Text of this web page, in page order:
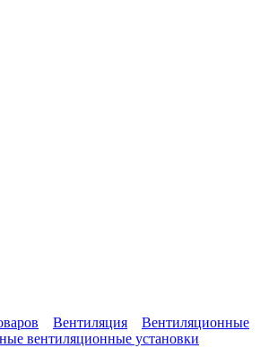
Вентиляция
Вентиляционные
вентиляционные установки